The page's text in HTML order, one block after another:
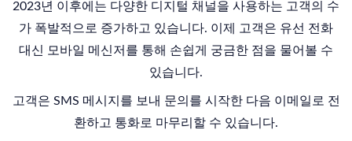
2023년 이후에는 다양한 디지털 채널을 사용하는 고객의 수
가 폭발적으로 증가하고 있습니다. 이제
고객은 유선 전화
대신
모바일 메신저를 통해 손쉽게
궁금한 점을 물어볼 수
있습니다.
고객은 SMS 메시지를 보내 문의를 시작한 다음 이메일로 전
환하고 통화로 마무리할 수 있습니다.